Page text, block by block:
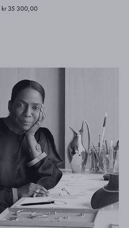
kr 35 300,00